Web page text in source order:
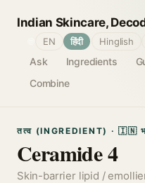
Indian Skincare,
Ask Ingredients
Combine
EN हिंदी Hinglish
तत्व (INGREDIENT) · 🇮🇳
Ceramide 4
Skin-barrier lipid /